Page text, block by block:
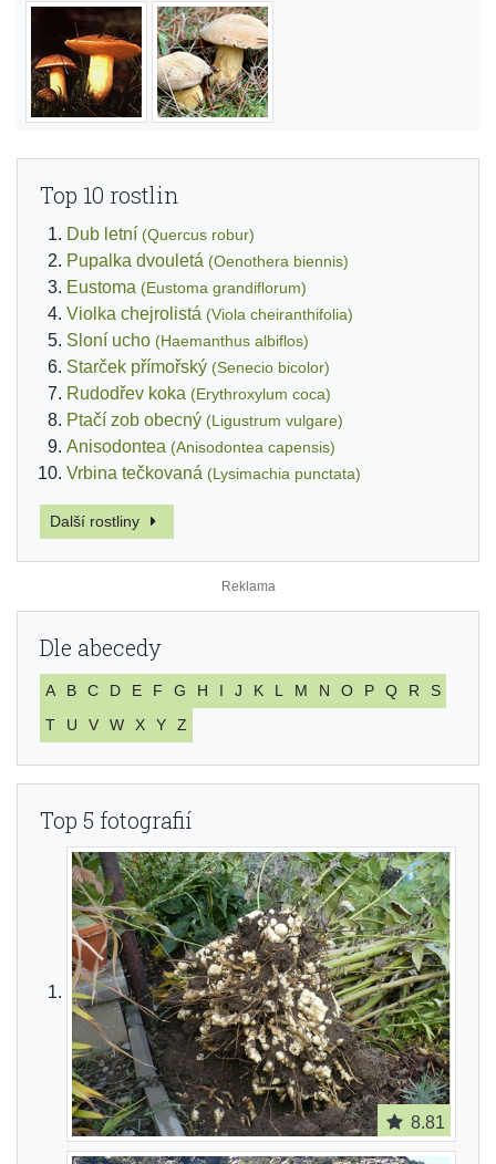
Top 10 rostlin
Dub letní (Quercus robur)
Pupalka dvouletá (Oenothera biennis)
Eustoma (Eustoma grandiflorum)
Violka chejrolistá (Viola cheiranthifolia)
Sloní ucho (Haemanthus albiflos)
Starček přímořský (Senecio bicolor)
Rudodřev koka (Erythroxylum coca)
Ptačí zob obecný (Ligustrum vulgare)
Anisodontea (Anisodontea capensis)
Vrbina tečkovaná (Lysimachia punctata)
Další rostliny
Dle abecedy
A B C D E F G H I J K L M N O P Q R
S
T
U V W X Y Z
Top 5 fotografií
8.81